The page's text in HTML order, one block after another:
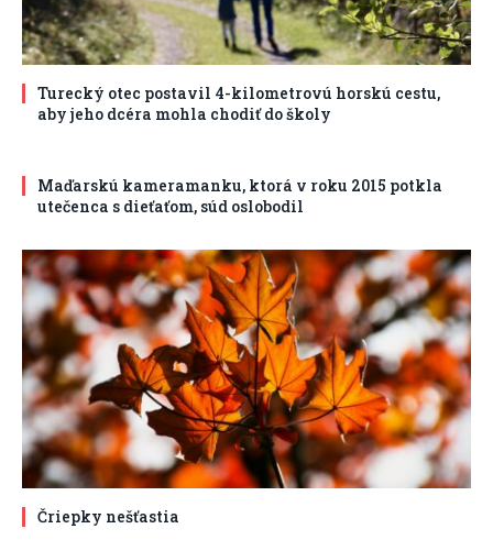
Turecký otec postavil 4-kilometrovú horskú cestu,
aby jeho dcéra mohla chodiť do školy
Maďarskú kameramanku, ktorá v roku 2015 potkla
utečenca s dieťaťom, súd oslobodil
Čriepky nešťastia